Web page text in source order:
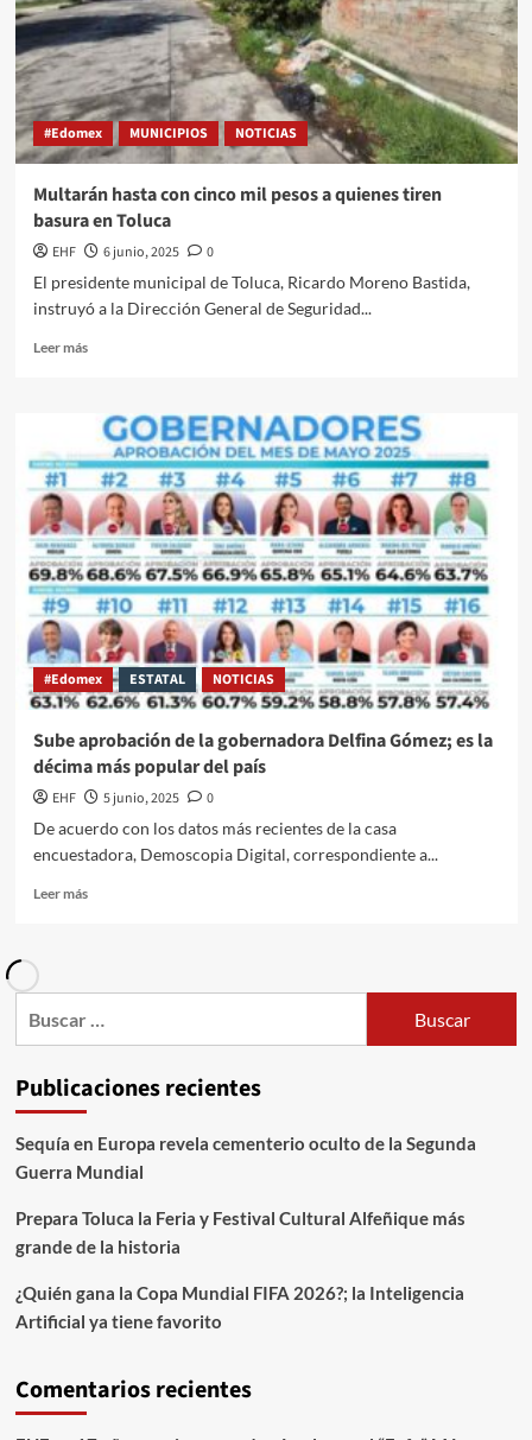
#Edomex MUNICIPIOS NOTICIAS
Multarán hasta con cinco mil pesos a quienes tiren
basura en Toluca
EHF 6 junio, 2025
0
El presidente municipal de Toluca, Ricardo Moreno Bastida,
instruyó a la Dirección General de Seguridad...
Leer más
#Edomex ESTATAL NOTICIAS
Sube aprobación de la gobernadora Delfina Gómez; es la
décima más popular del país
EHF 5 junio, 2025
0
De acuerdo con los datos más recientes de la casa
encuestadora, Demoscopia Digital, correspondiente a...
Leer más
Publicaciones recientes
Sequía en Europa revela cementerio oculto de la Segunda
Guerra Mundial
Prepara Toluca la Feria y Festival Cultural Alfeñique más
grande de la historia
¿Quién gana la Copa Mundial FIFA 2026?; la Inteligencia
Artificial ya tiene favorito
Comentarios recientes